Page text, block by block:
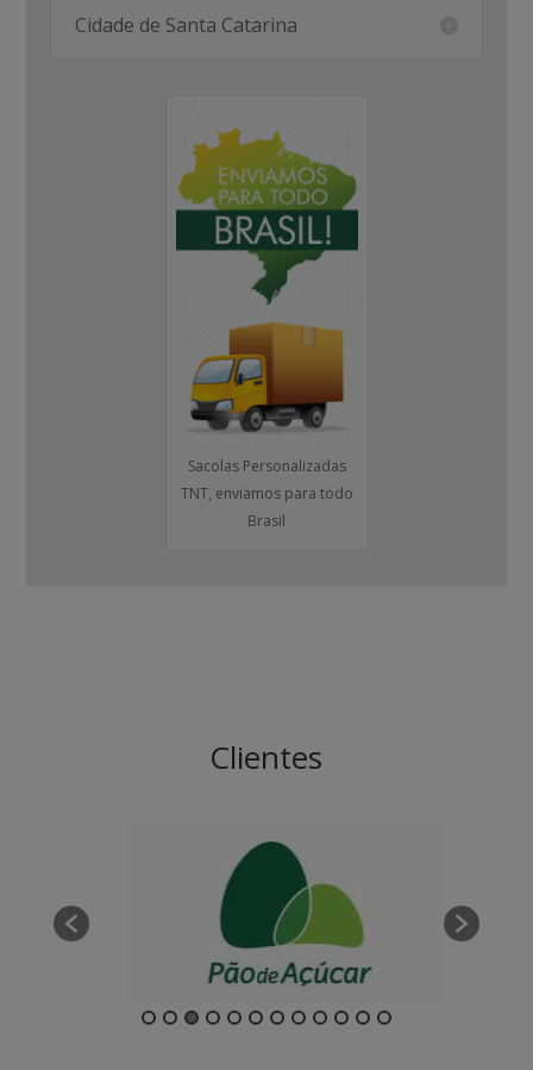
Cidade de Santa Catarina
Sacolas Personalizadas
TNT, enviamos para todo
Brasil
Clientes